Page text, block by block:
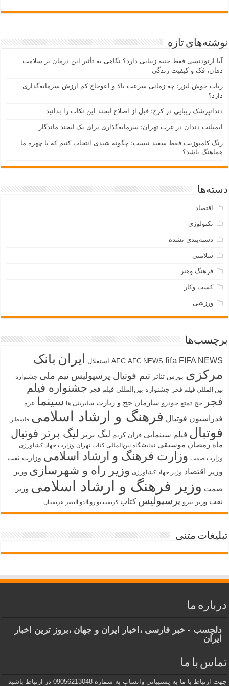
نوشته‌های تازه
آیا ارتودنسی فقط جنبه زیبایی دارد؟ نگاهی به تأثیر این درمان بر سلامت
دهان، فک و کیفیت زندگی
ربات جوش لیزر؛ چه زمانی سرعت بالا و اعوجاج کم ارزش سرمایه‌گذاری
دارد؟
دندانپزشک زیبایی در کرج؛ قبل از اصلاح لبخند این نکات را بدانید
ایمپلنت دندان در غرب تهران؛ سرمایه‌گذاری برای یک لبخند ماندگار
رنگ کامپوزیت فقط سفید نیست؛ چگونه شیدی انتخاب کنیم که با چهره ما
هماهنگ باشد؟
دسته‌ها
اقتصاد
تکنولوژی
دسته‌بندی نشده
سلامتی
فرهنگ وهنر
کسب وکار
ورزشی
برچسب‌ها
AFC AFC NEWS fifa FIFA NEWS استقلال ایران بانک
مرکزی بورس تئاتر تیم فوتبال پرسپولیس تیم ملی جشنواره
بین المللی فیلم فجر جشنواره بین‌المللی فیلم فجر جشنواره فیلم
فجر
حج تمتع خودرو سازمان حج و زیارت سلبریتی ها سینما غزه
فدراسیون فوتبال فرهنگ و ارشاد اسلامی فلسطین
فوتبال فیلم سینمایی قرآن کریم لیگ برتر لیگ برتر فوتبال
ماه رمضان موسیقی نمایشگاه بین‌المللی کتاب تهران وزارت جهاد کشاورزی
وزارت صمت وزارت فرهنگ و ارشاد اسلامی وزارت نفت
وزیر اقتصاد وزیر جهاد کشاورزی وزیر راه و شهرسازی وزیر
صمت وزیر فرهنگ و ارشاد اسلامی وزیر
نفت وزیر نیرو پرسپولیس کتاب کریستیانو رونالدو النصر عربستان
تبلیغات متنی
درباره ما
دلچسب - خبر فارسی ،اخبار ایران و جهان ،بروز ترین اخبار
ایران
تماس با ما
جهت ارتباط با ما به پشتیبانی واتساپ به شماره 09056213048 در ارتباط باشید